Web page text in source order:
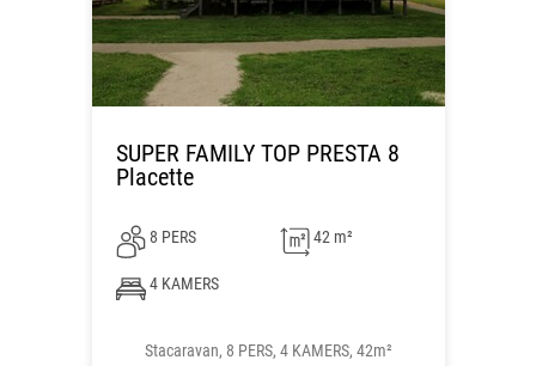
SUPER FAMILY TOP PRESTA 8
Placette
8 PERS 42 m²
4 KAMERS
Stacaravan, 8 PERS, 4 KAMERS, 42m²